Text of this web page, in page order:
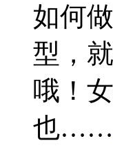
如何
型，
哦！
也……